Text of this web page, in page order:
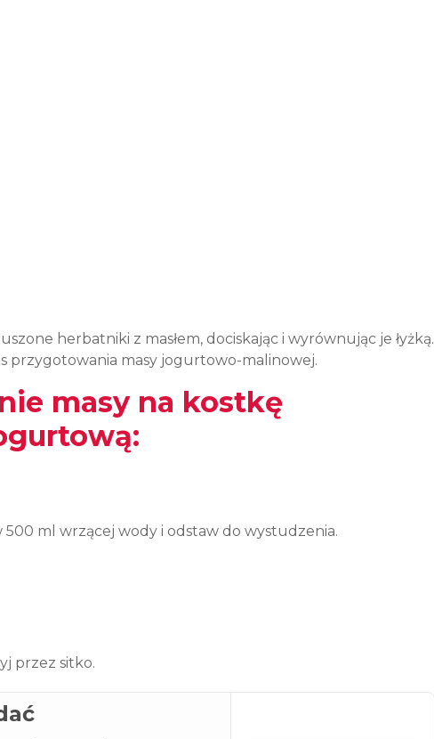
herbatniki z masłem, dociskając i wyrównując je łyżką.
przygotowania masy jogurtowo-malinowej.
masy na kostkę
ml wrzącej wody i odstaw do wystudzenia.
przez sitko.